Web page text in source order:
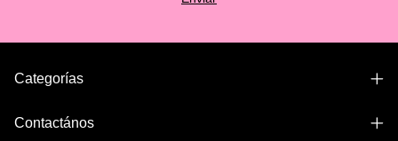
Categorías
Contactános